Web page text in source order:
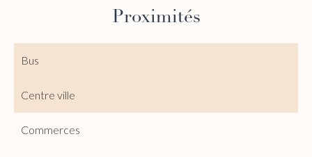
Proximités
Bus
Centre ville
Commerces